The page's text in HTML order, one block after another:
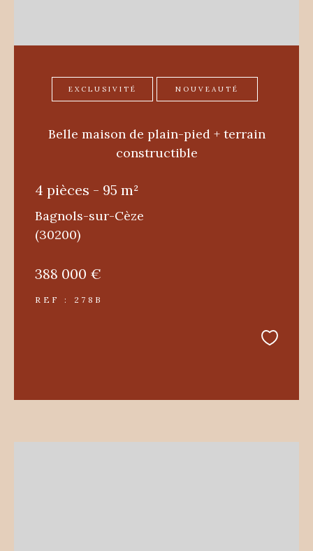
EXCLUSIVITÉ NOUVEAUTÉ
Belle maison de plain-pied + terrain
constructible
4 pièces - 95 m²
Bagnols-sur-Cèze
(30200)
388 000 €
REF : 278B